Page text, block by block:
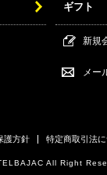
ギフト
新規
メー
護方針 特定商取引法
All Right